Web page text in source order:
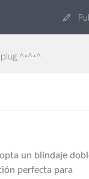
^•^•^
un blindaje
perfecta para